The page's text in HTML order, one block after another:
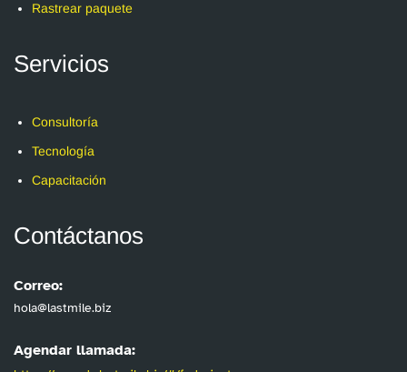
Rastrear paquete
Servicios
Consultoría
Tecnología
Capacitación
Contáctanos
Correo:
hola@lastmile.biz
Agendar llamada: